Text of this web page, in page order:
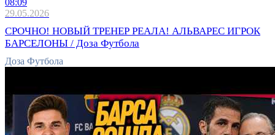
29.05.2026
СРОЧНО! НОВЫЙ ТРЕНЕР РЕАЛА! АЛЬВАРЕС ИГРОК
БАРСЕЛОНЫ / Доза Футбола
Доза Футбола